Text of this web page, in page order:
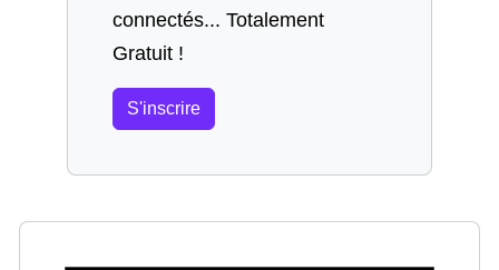
connectés... Totalement
Gratuit !
S'inscrire